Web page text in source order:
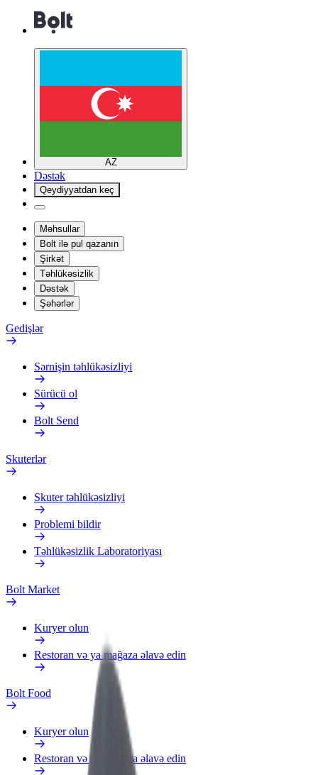
AZ
Dəstək
Qeydiyyatdan keç
Məhsullar
Bolt ilə pul qazanın
Şirkət
Təhlükəsizlik
Dəstək
Şəhərlər
Gedişlər
Sərnişin təhlükəsizliyi
Sürücü ol
Bolt Send
Skuterlər
Skuter təhlükəsizliyi
Problemi bildir
Təhlükəsizlik Laboratoriyası
Bolt Market
Kuryer olun
Restoran və ya mağaza əlavə edin
Bolt Food
Kuryer olun
Restoran və ya mağaza əlavə edin